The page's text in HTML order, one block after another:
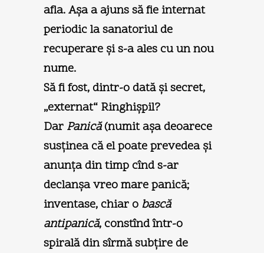
afla. Aşa a ajuns să fie internat
periodic la sanatoriul de
recuperare şi s-a ales cu un nou
nume.
Să fi fost, dintr-o dată şi secret,
„externat“ Ringhişpil?
Dar Panică(numit aşa deoarece
susţinea că el poate prevedea şi
anunţa din timp cînd s-ar
declanşa vreo mare panică;
inventase, chiar o bască
antipanică, constînd într-o
spirală din sîrmă subţire de